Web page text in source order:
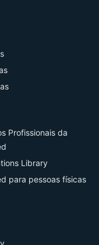
Profissionais da
Library
para pessoas físicas